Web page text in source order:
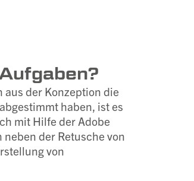
der Konzeption die
haben, ist es
mit Hilfe der Adobe
der Retusche von
von